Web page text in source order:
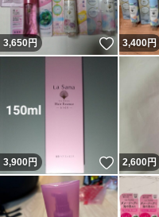
3,650円 いいね
3,400円
3,900円 いいね
2,600円